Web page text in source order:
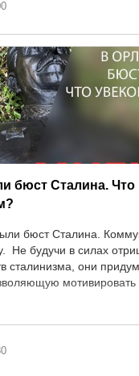
бюст Сталина. Что
бюст Сталина.
Не будучи в силах
сталинизма, они
мотивировать